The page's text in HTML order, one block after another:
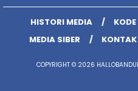
HISTORI MEDIA
MEDIA SIBER
COPYRIGHT © 2026